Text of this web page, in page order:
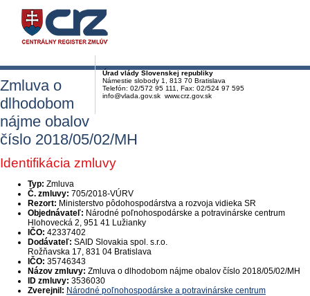
Úrad vlády Slovenskej republiky
Námestie slobody 1, 813 70 Bratislava
Telefón: 02/572 95 111, Fax: 02/524 97 595
info@vlada.gov.sk www.crz.gov.sk
Zmluva o
dlhodobom
nájme obalov
číslo 2018/05/02/MH
Identifikácia zmluvy
Typ: Zmluva
Č. zmluvy: 705/2018-VÚRV
Rezort: Ministerstvo pôdohospodárstva a rozvoja vidieka SR
Objednávateľ: Národné poľnohospodárske a potravinárske centrum
Hlohovecká 2, 951 41 Lužianky
IČO: 42337402
Dodávateľ: SAID Slovakia spol. s.r.o.
Rožňavska 17, 831 04 Bratislava
IČO: 35746343
Názov zmluvy: Zmluva o dlhodobom nájme obalov číslo 2018/05/02/MH
ID zmluvy: 3536030
Zverejnil: Národné poľnohospodárske a potravinárske centrum